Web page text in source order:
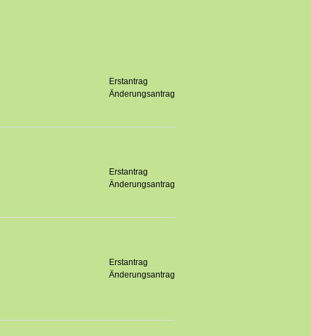
Erstantrag
Änderungsantrag
Erstantrag
Änderungsantrag
Erstantrag
Änderungsantrag